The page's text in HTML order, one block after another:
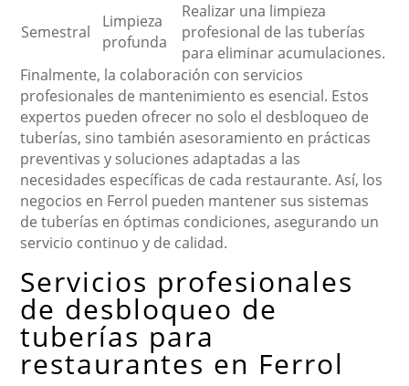
Semestral
Limpieza
profunda
Realizar una limpieza
profesional de las tuberías
para eliminar acumulaciones.
Finalmente, la colaboración con servicios
profesionales de mantenimiento es esencial. Estos
expertos pueden ofrecer no solo el desbloqueo de
tuberías, sino también asesoramiento en prácticas
preventivas y soluciones adaptadas a las
necesidades específicas de cada restaurante. Así, los
negocios en Ferrol pueden mantener sus sistemas
de tuberías en óptimas condiciones, asegurando un
servicio continuo y de calidad.
Servicios profesionales
de desbloqueo de
tuberías para
restaurantes en Ferrol